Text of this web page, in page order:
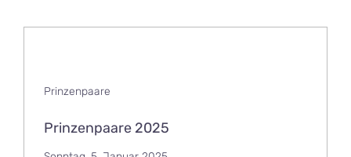
Prinzenpaare
Prinzenpaare 2025